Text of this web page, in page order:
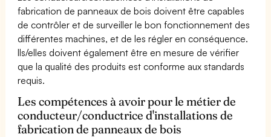
fabrication de panneaux de bois doivent être capables
de contrôler et de surveiller le bon fonctionnement des
différentes machines, et de les régler en conséquence.
Ils/elles doivent également être en mesure de vérifier
que la qualité des produits est conforme aux standards
requis.
Les compétences à avoir pour le métier de
conducteur/conductrice d'installations de
fabrication de panneaux de bois